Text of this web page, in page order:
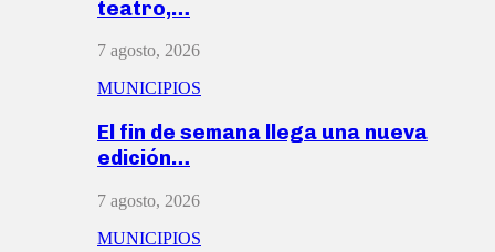
teatro,…
7 agosto, 2026
MUNICIPIOS
El fin de semana llega una nueva
edición…
7 agosto, 2026
MUNICIPIOS